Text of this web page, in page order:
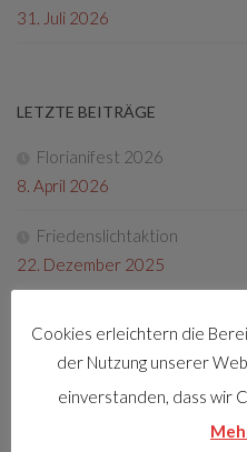
31. Juli 2026
LETZTE BEITRÄGE
Florianifest 2026
8. April 2026
Friedenslichtaktion
22. Dezember 2025
4. Oktober 2025
Fotos Florianifest 2025
Cookies erleichtern die
der Nutzung unserer
einverstanden, dass wir